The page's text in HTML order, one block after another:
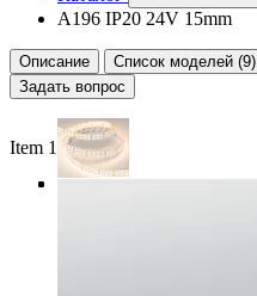
A196 IP20 24V 15mm
Описание
Список моделей (9)
Задать вопрос
Item 1 of 4